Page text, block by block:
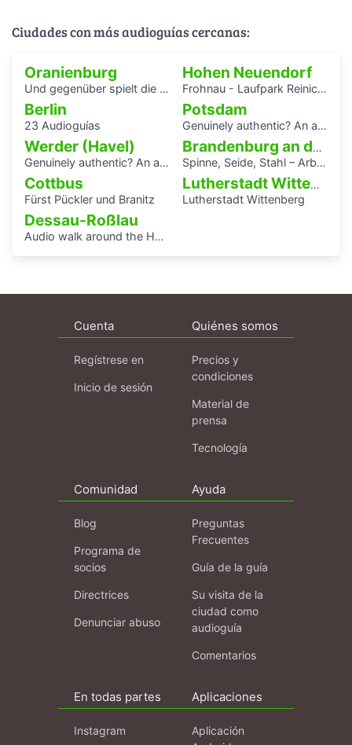
Ciudades con más audioguías cercanas:
Oranienburg
Und gegenüber spielt die Blaskapelle
Hohen Neuendorf
Frohnau - Laufpark Reinickendorf
Berlin
23 Audioguías
Potsdam
Genuinely authentic? An audio walk through the centre of Potsdam
Werder (Havel)
Genuinely authentic? An audio walk through the centre of Potsdam
Brandenburg an der Havel
Spinne, Seide, Stahl – Arbeit und Kunst in Brandenburg.
Cottbus
Fürst Pückler und Branitz
Lutherstadt Wittenberg
Lutherstadt Wittenberg
Dessau-Roßlau
Audio walk around the Houses with Balcony Access of the Bauhaus settlement
Cuenta
Regístrese en
Inicio de sesión
Quiénes somos
Precios y
condiciones
Material de
prensa
Tecnología
Comunidad
Blog
Programa de
socios
Directrices
Denunciar abuso
Ayuda
Preguntas
Frecuentes
Guía de la guía
Su visita de la
ciudad como
audioguía
Comentarios
En todas partes
Instagram
Aplicaciones
Aplicación